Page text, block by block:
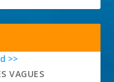
>>
VAGUES